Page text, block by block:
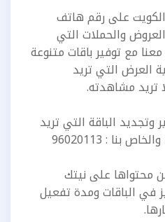
على رقم هاتف
العروض والحملات التي
مع توفير باقات متنوعة
العرض التي تريد
تريد مشاهدته.
وتجديد الباقة التي تريد
بنا : 96020113
محتواها على نيتك
في الباقات ومدة تفعيل